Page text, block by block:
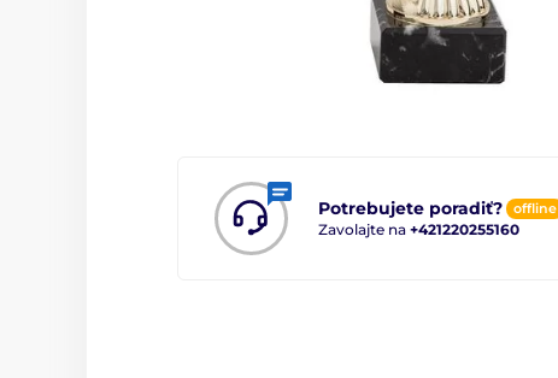
Potrebujete poradiť? offline
Zavolajte na +421220255160